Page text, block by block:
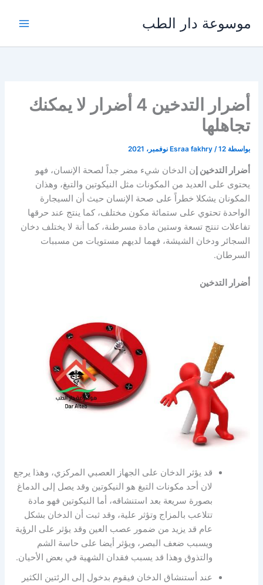
المحتوى
موسوعة دار الطب
أضرار التدخين 4 أضرار لا يمكنك
تجاهلها
بواسطة Esraa fakhry /12 نوفمبر، 2021
أضرار التدخين إن الدخان شيء مضر جداً لصحة الإنسان، فهو
يحتوى على العديد من المكونات مثل النيكوتين والتبغ، وهذان
المكونان يشكلا خطراً على صحة الإنسان حيث أن السيجارة
الواحدة تحتوي على ستمائة مكون مختلف، كما ينتج عند حرقها
تفاعلات تنتج تسعة وستين مادة مسرطنة، كما أنة لا يختلف دخان
السجائر ودخان الشيشة، فهما لديهم مستويات من مسببات
السرطان.
أضرار التدخين
قد يؤثر الدخان على الجهاز العصبي المركزي، وهذا يرجع
لان أحد مكونات التبغ هو النيكوتين وقد يصل إلى الدماغ
بصورة سريعة بعد استنشاقه، أما النيكوتين فهو مادة
تتلاعب بالمزاج وتؤثر علية، وقد ثبت أن الدخان بشكل
عام قد يزيد من ضمور عصب العين وقد يؤثر على الرؤية
ويسبب ضعف البصر، ويؤثر أيضا على حاسة الشم
والتذوق وهذا قد يسبب فقدان الشهية في بعض الأحيان.
عند أستنشاق الدخان فيقوم بدخول إلى الرئتين الكثير